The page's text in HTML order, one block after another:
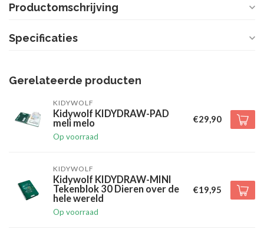
Productomschrijving
Specificaties
Gerelateerde producten
KIDYWOLF
Kidywolf KIDYDRAW-PAD
meli melo
Op voorraad
€29,90
KIDYWOLF
Kidywolf KIDYDRAW-MINI
Tekenblok 30 Dieren over de
hele wereld
Op voorraad
€19,95